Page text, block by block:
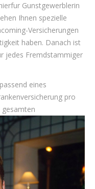
Gunstgewerblerin
Ihnen spezielle
Versicherungen
haben. Danach ist
jedes Fremdstammiger
eines
pro
gesamten